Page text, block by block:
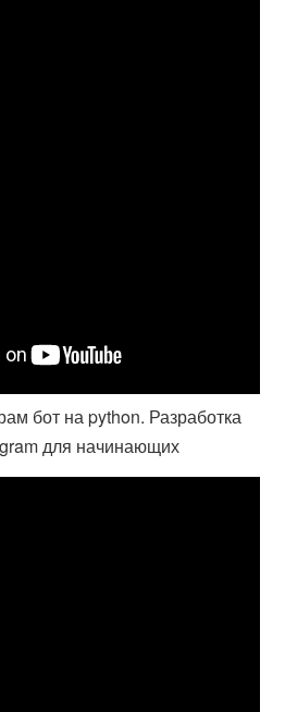
бот на python. Разработка
для начинающих